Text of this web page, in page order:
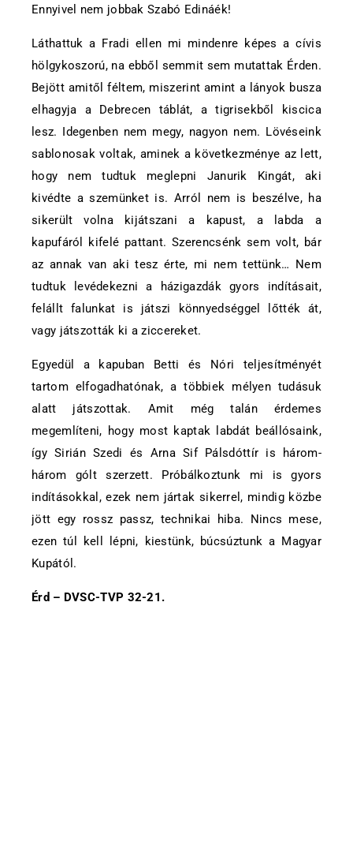
Ennyivel nem jobbak Szabó Edináék!
Láthattuk a Fradi ellen mi mindenre képes a cívis
hölgykoszorú, na ebből semmit sem mutattak Érden.
Bejött amitől féltem, miszerint amint a lányok busza
elhagyja a Debrecen táblát, a tigrisekből kiscica
lesz. Idegenben nem megy, nagyon nem. Lövéseink
sablonosak voltak, aminek a következménye az lett,
hogy nem tudtuk meglepni Janurik Kingát, aki
kivédte a szemünket is. Arról nem is beszélve, ha
sikerült volna kijátszani a kapust, a labda a
kapufáról kifelé pattant. Szerencsénk sem volt, bár
az annak van aki tesz érte, mi nem tettünk… Nem
tudtuk levédekezni a házigazdák gyors indításait,
felállt falunkat is játszi könnyedséggel lőtték át,
vagy játszották ki a ziccereket.
Egyedül a kapuban Betti és Nóri teljesítményét
tartom elfogadhatónak, a többiek mélyen tudásuk
alatt játszottak. Amit még talán érdemes
megemlíteni, hogy most kaptak labdát beállósaink,
így Sirián Szedi és Arna Sif Pálsdóttír is három-
három gólt szerzett. Próbálkoztunk mi is gyors
indításokkal, ezek nem jártak sikerrel, mindig közbe
jött egy rossz passz, technikai hiba. Nincs mese,
ezen túl kell lépni, kiestünk, búcsúztunk a Magyar
Kupától.
Érd – DVSC-TVP 32-21.